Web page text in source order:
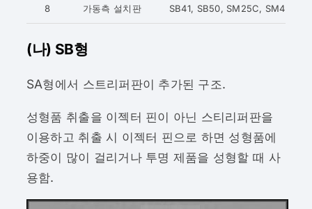
8 가동측 설치판 SB41, SB50, SM25C, SM45C
(나) SB형
SA형에서 스트리퍼판이 추가된 구조.
성형품 취출을 이젝터 핀이 아닌 스티리퍼판을
이용하고 취출 시 이젝터 핀으로 하면 성형품에
하중이 많이 걸리거나 투명 제품을 성형할 때 사
용함.